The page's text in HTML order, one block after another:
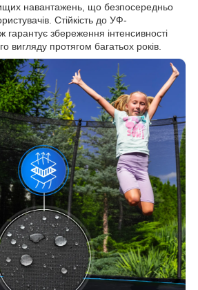
навантажень, що безпосередньо
Стійкість до УФ-
гарантує збереження інтенсивності
вигляду протягом багатьох років.